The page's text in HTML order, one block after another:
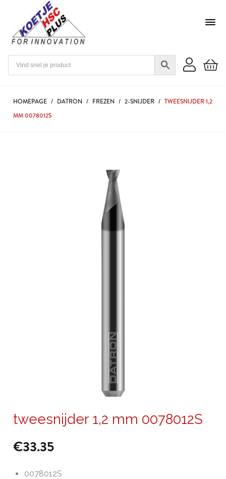
HOMEPAGE / DATRON / FREZEN / 2-SNIJDER / TWEESNIJDER 1,2
MM 0078012S
tweesnijder 1,2 mm 0078012S
€33.35
0078012S